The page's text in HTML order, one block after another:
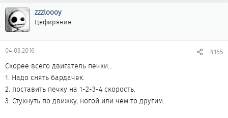
zzzloooy
Цефирянин
04.03.2016 #165
Скорее всего двигатель печки...
1. Надо снять бардачек.
2. поставить печку на 1-2-3-4 скорость.
3. Стукнуть по движку, ногой или чем то другим.